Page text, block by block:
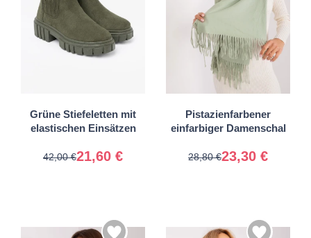
Grüne Stiefeletten mit
elastischen Einsätzen
21,60 €
42,00 €
36 37
Pistazienfarbener
einfarbiger Damenschal
23,30 €
28,80 €